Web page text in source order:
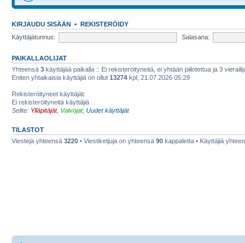
KIRJAUDU SISÄÄN • REKISTERÖIDY
Käyttäjätunnus:
Salasana:
PAIKALLAOLIJAT
Yhteensä 3 käyttäjää paikalla :: Ei rekisteröityneitä, ei yhtään piilotettua ja 3
Eniten yhtaikaisia käyttäjiä on ollut 13274 kpl, 21.07.2026 05:29
Rekisteröityneet käyttäjät:
Ei rekisteröityneitä käyttäjiä
Selite: Ylläpitäjät, Valvojat, Uudet käyttäjät
TILASTOT
Viestejä yhteensä 3220 • Viestiketjuja on yhteensä 90 kappaletta • Käyttäjiä